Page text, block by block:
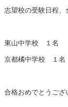
志望校の受験日程、
東山中学校 １名
京都橘中学校 １名
合格おめでとうござ